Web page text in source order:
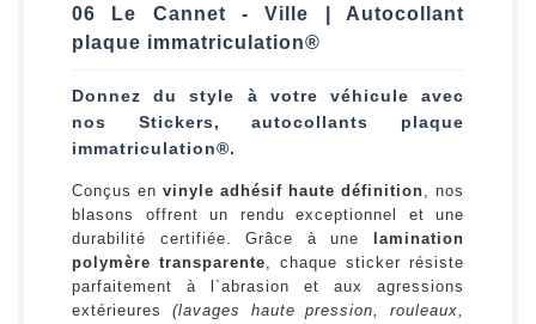
06 Le Cannet - Ville | Autocollant
plaque immatriculation®
Donnez du style à votre véhicule avec
nos Stickers, autocollants plaque
immatriculation®.
Conçus en vinyle adhésif haute définition, nos
blasons offrent un rendu exceptionnel et une
durabilité certifiée. Grâce à une
lamination
polymère transparente, chaque sticker résiste
parfaitement à l`abrasion et aux agressions
extérieures (lavages haute pression, rouleaux,